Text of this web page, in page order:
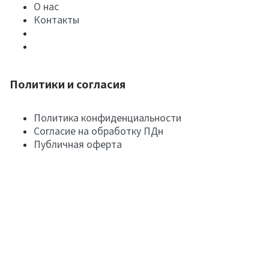
О нас
Контакты
Политики и согласия
Политика конфиденциальности
Согласие на обработку ПДн
Публичная оферта